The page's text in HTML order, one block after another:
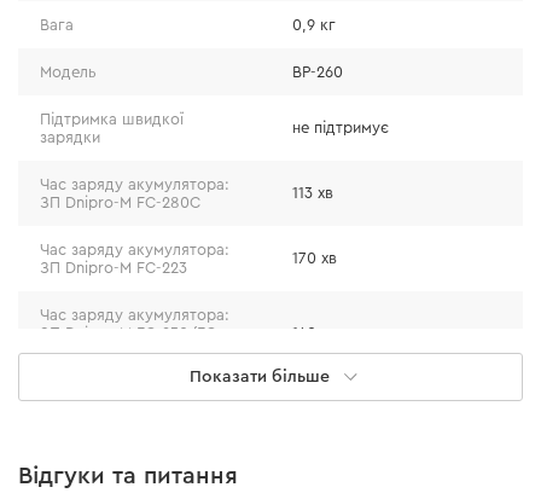
кераміка, пластик та ін. Головне – підібрати відповідне
Вага 0,9 кг
Модель BP-260
Підтримка швидкої
зарядки
не підтримує
Час заряду акумулятора:
ЗП Dnipro-M FC-280С
113 хв
Час заряду акумулятора:
ЗП Dnipro-M FC-223
170 хв
Час заряду акумулятора:
ЗП Dnipro-M FC-230/FC-
230 Dual
140 хв
Допустима температура
від +5°С до +45°С
Показати більше
Відгуки та питання